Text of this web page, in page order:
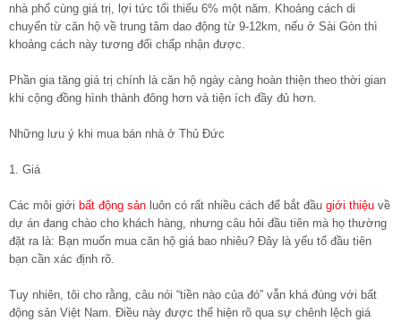
nhà phố cùng giá trị, lợi tức tối thiểu 6% một năm. Khoảng cách di
chuyển từ căn hộ về trung tâm dao động từ 9-12km, nếu ở Sài Gòn thì
khoảng cách này tương đối chấp nhận được.
Phần gia tăng giá trị chính là căn hộ ngày càng hoàn thiện theo thời gian
khi cộng đồng hình thành đông hơn và tiện ích đầy đủ hơn.
Những lưu ý khi mua bán nhà ở Thủ Đức
1. Giá
Các môi giới bất động sản luôn có rất nhiều cách để bắt đầu giới thiệu về
dự án đang chào cho khách hàng, nhưng câu hỏi đầu tiên mà họ thường
đặt ra là: Bạn muốn mua căn hộ giá bao nhiêu? Đây là yếu tố đầu tiên
bạn cần xác định rõ.
Tuy nhiên, tôi cho rằng, câu nói “tiền nào của đó” vẫn khá đúng với bất
động sản Việt Nam. Điều này được thể hiện rõ qua sự chênh lệch giá